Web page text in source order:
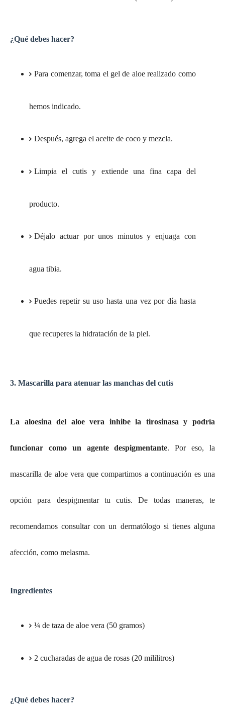
¿Qué debes hacer?
Para comenzar, toma el gel de aloe realizado como
hemos indicado.
Después, agrega el aceite de coco y mezcla.
Limpia el cutis y extiende una fina capa del
producto.
Déjalo actuar por unos minutos y enjuaga con
agua tibia.
Puedes repetir su uso hasta una vez por día hasta
que recuperes la hidratación de la piel.
3. Mascarilla para atenuar las manchas del cutis
La aloesina del aloe vera inhibe la tirosinasa y podría
funcionar como un agente despigmentante. Por eso, la
mascarilla de aloe vera que compartimos a continuación es una
opción para despigmentar tu cutis. De todas maneras, te
recomendamos consultar con un dermatólogo si tienes alguna
afección, como melasma.
Ingredientes
¼ de taza de aloe vera (50 gramos)
2 cucharadas de agua de rosas (20 mililitros)
¿Qué debes hacer?